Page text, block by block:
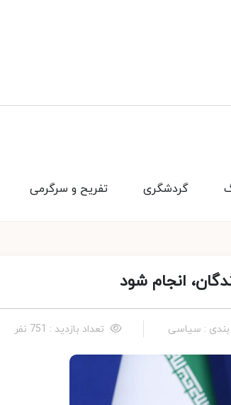
تفریح و سرگرمی گردشگری
انجام شود
: سیاسی تعداد بازدید : 751 نفر